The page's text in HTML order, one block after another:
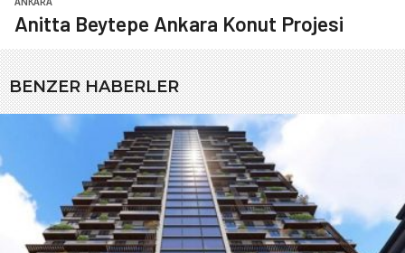
Anitta Beytepe Ankara Konut Projesi
BENZER HABERLER